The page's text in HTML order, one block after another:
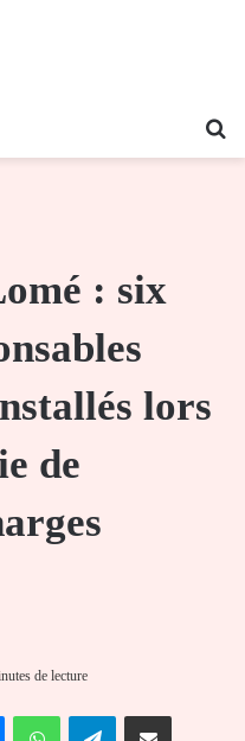
: six
lors
de
de lecture
MessengerWhatsAppTelegramPartager par email